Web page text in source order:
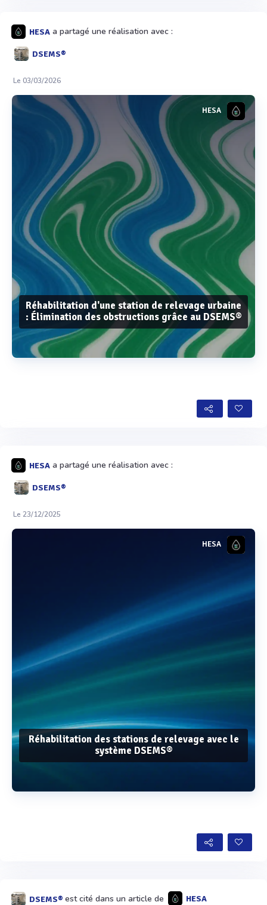
HESA a partagé une réalisation avec :
DSEMS®
Le 03/03/2026
HESA
Réhabilitation d'une station de relevage urbaine
: Élimination des obstructions grâce au DSEMS®
HESA a partagé une réalisation avec :
DSEMS®
Le 23/12/2025
HESA
Réhabilitation des stations de relevage avec le
système DSEMS®
DSEMS® est cité dans un article de HESA